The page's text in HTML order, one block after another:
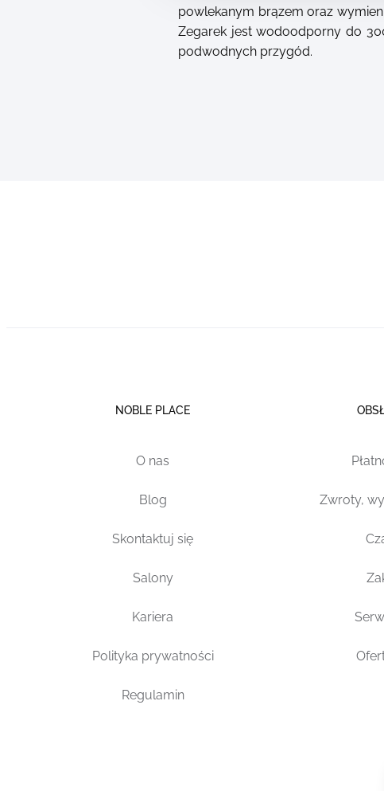
powlekanym brązem oraz
Zegarek jest wodoodporny do
podwodnych przygód.
NOBLE PLACE
O nas
Blog
Skontaktuj się
Salony
Kariera
Polityka prywatności
Regulamin
Zwroty,